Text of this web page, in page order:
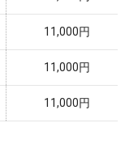
11,000円
11,000円
11,000円